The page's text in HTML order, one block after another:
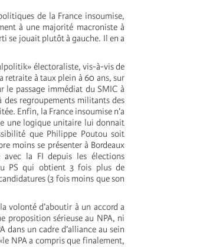
de la France insoumise,
à une majorité macroniste à
se jouait plutôt à gauche. Il en a
électoraliste, vis-à-vis de
retraite à taux plein à 60 ans, sur
le passage immédiat du SMIC à
des regroupements militants des
Enfin, la France insoumise n’a
une logique unitaire lui donnait
que Philippe Poutou soit
moins se présenter à Bordeaux
la FI depuis les élections
PS qui obtient 3 fois plus de
(3 fois moins que son
volonté d’aboutir à un accord a
proposition sérieuse au NPA, ni
un cadre d’alliance au sein
NPA a compris que finalement,